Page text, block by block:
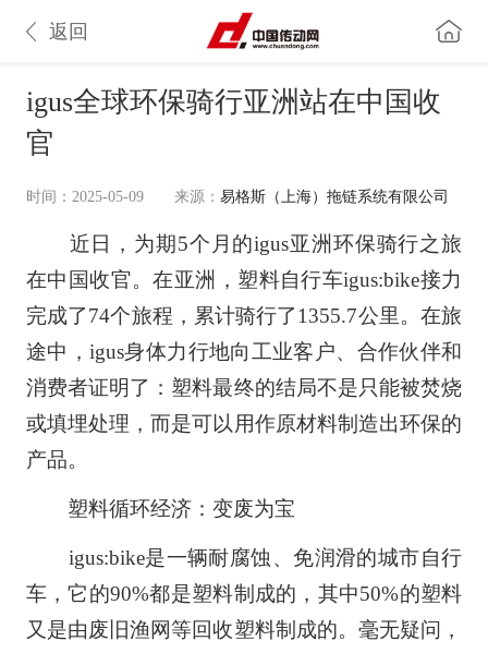
返回
igus全球环保骑行亚洲站在中国收
官
时间：2025-05-09 来源： 易格斯（上海）拖链系统有限公司
近日，为期5个月的igus亚洲环保骑行之旅
在中国收官。在亚洲，塑料自行车igus:bike接力
完成了74个旅程，累计骑行了1355.7公里。在旅
途中，igus身体力行地向工业客户、合作伙伴和
消费者证明了：塑料最终的结局不是只能被焚烧
或填埋处理，而是可以用作原材料制造出环保的
产品。
塑料循环经济：变废为宝
igus:bike是一辆耐腐蚀、免润滑的城市自行
车，它的90%都是塑料制成的，其中50%的塑料
又是由废旧渔网等回收塑料制成的。毫无疑问，